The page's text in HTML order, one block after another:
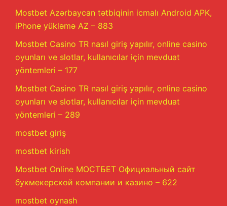
Mostbet Azərbaycan tətbiqinin icmalı Android APK,
iPhone yükləmə AZ – 883
Mostbet Casino TR nasıl giriş yapılır, online casino
oyunları ve slotlar, kullanıcılar için mevduat
yöntemleri – 177
Mostbet Casino TR nasıl giriş yapılır, online casino
oyunları ve slotlar, kullanıcılar için mevduat
yöntemleri – 289
mostbet giriş
mostbet kirish
Mostbet Online МОСТБЕТ Официальный сайт
букмекерской компании и казино – 622
mostbet oynash